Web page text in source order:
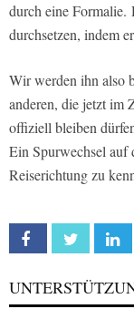
durch eine Formalie.
durchsetzen, indem
Wir werden ihn also
anderen, die jetzt im
offiziell bleiben
Ein Spurwechsel auf
Reiserichtung zu
Facebook Twitter